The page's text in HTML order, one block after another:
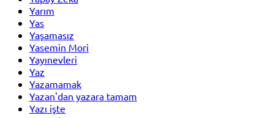
Yarım
Yas
Yaşamasız
Yasemin Mori
Yayınevleri
Yaz
Yazamamak
Yazan'dan yazara tamam
Yazı işte